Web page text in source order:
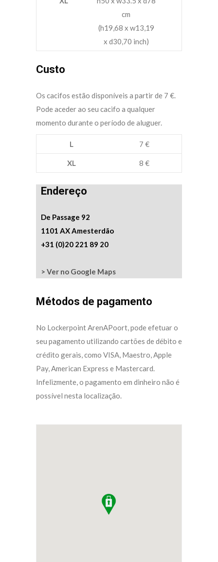
cm
(h19,68 x w13,19
x d30,70 inch)
Custo
Os cacifos estão disponíveis a partir de 7 €.
Pode aceder ao seu cacifo a qualquer
momento durante o período de aluguer.
L 7 €
XL 8 €
Endereço
De Passage 92
1101 AX Amesterdão
+31 (0)20 221 89 20
> Ver no Google Maps
Métodos de pagamento
No Lockerpoint ArenAPoort, pode efetuar o
seu pagamento utilizando cartões de débito e
crédito gerais, como VISA, Maestro, Apple
Pay, American Express e Mastercard.
Infelizmente, o pagamento em dinheiro não é
possível nesta localização.